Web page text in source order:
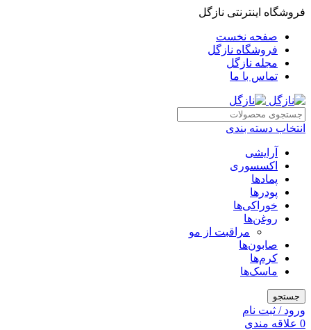
فروشگاه اینترنتی نازگل
صفحه نخست
فروشگاه نازگل
مجله نازگل
تماس با ما
انتخاب دسته بندی
آرایشی
اکسسوری
پمادها
پودرها
خوراکی‌ها
روغن‌ها
مراقبت از مو
صابون‌ها
کرم‌ها
ماسک‌ها
جستجو
ورود / ثبت نام
0 علاقه مندی